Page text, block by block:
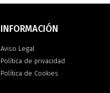
INFORMACIÓN
Aviso Legal
Política de privacidad
Política de Cookies